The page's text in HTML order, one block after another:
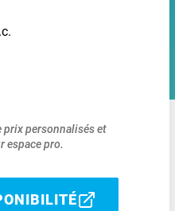
prix personnalisés et
espace pro.